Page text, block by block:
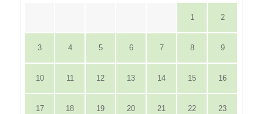
1 2
3 4 5 6 7 8 9
10 11 12 13 14 15 16
17 18 19 20 21 22 23